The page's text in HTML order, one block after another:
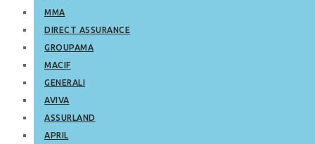
MMA
DIRECT ASSURANCE
GROUPAMA
MACIF
GENERALI
AVIVA
ASSURLAND
APRIL